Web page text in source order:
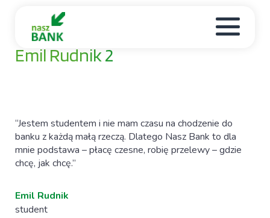
25 / 03 / 2025
Emil Rudnik 2
“Jestem studentem i nie mam czasu na chodzenie do
banku z każdą małą rzeczą. Dlatego Nasz Bank to dla
mnie podstawa – płacę czesne, robię przelewy – gdzie
chcę, jak chcę.”
Emil Rudnik
student